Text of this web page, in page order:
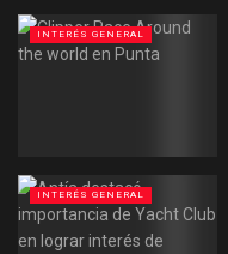
INTERÉS GENERAL
INTERÉS GENERAL